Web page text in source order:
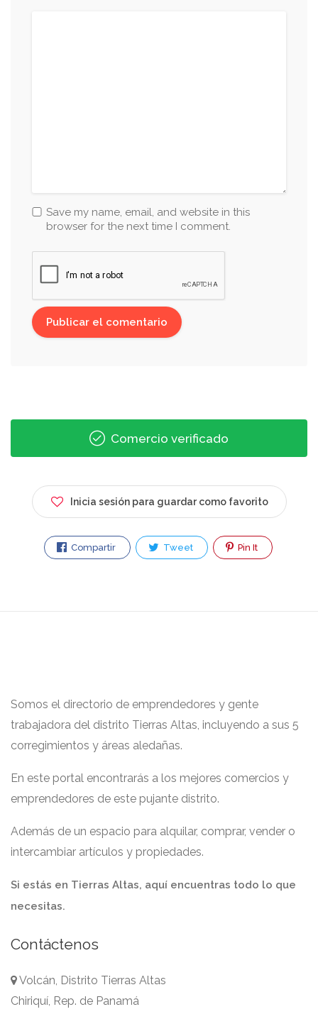
Save my name, email, and website in this
browser for the next time I comment.
Comercio verificado
Inicia sesión para guardar como favorito
Compartir Tweet Pin It
Somos el directorio de emprendedores y gente
trabajadora del distrito Tierras Altas, incluyendo a sus 5
corregimientos y áreas aledañas.
En este portal encontrarás a los mejores comercios y
emprendedores de este pujante distrito.
Además de un espacio para alquilar, comprar, vender o
intercambiar artículos y propiedades.
Si estás en Tierras Altas, aquí encuentras todo lo que
necesitas.
Contáctenos
Volcán, Distrito Tierras Altas
Chiriquí, Rep. de Panamá